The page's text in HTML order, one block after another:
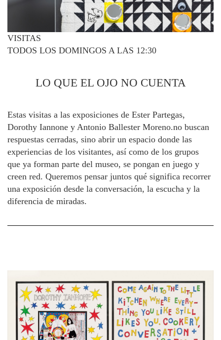
VISITAS
TODOS LOS DOMINGOS A LAS 12:30
LO QUE EL OJO NO CUENTA
Estas visitas a las exposiciones de Ester Partegas,
Dorothy Iannone y Antonio Ballester Moreno.no buscan
respuestas cerradas, sino abrir un espacio donde las
experiencias de los visitantes, así como de los grupos
que ya forman parte del museo, se pongan en juego y
creen red. Queremos pensar juntos qué significa recorrer
una exposición desde la conversación, la escucha y la
diferencia de miradas.